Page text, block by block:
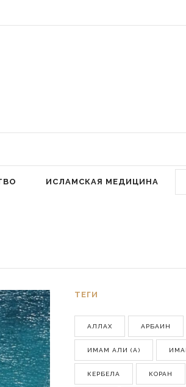
ИСЛАМСКАЯ МЕДИЦИНА
ТЕГИ
АЛЛАХ АРБАИН
ИМАМ АЛИ (А)
КЕРБЕЛА КОРАН